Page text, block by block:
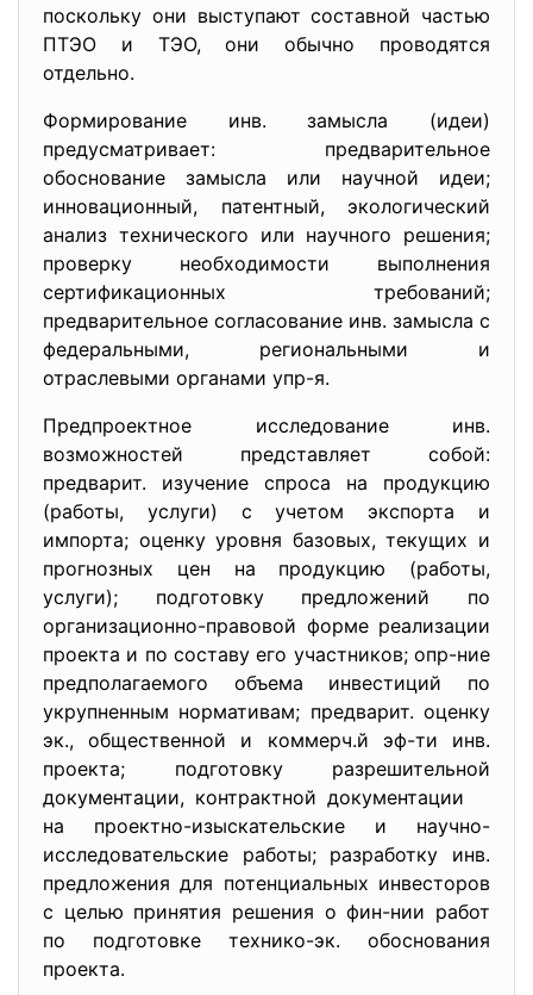
поскольку они выступают составной частью
ПТЭО и ТЭО, они обычно проводятся
отдельно.
Формирование инв. замысла (идеи)
предусматривает: предварительное
обоснование замысла или научной идеи;
инновационный, патентный, экологический
анализ технического или научного решения;
проверку необходимости выполнения
сертификационных требований;
предварительное согласование инв. замысла с
федеральными, региональными и
отраслевыми органами упр-я.
Предпроектное исследование инв.
возможностей представляет собой:
предварит. изучение спроса на продукцию
(работы, услуги) с учетом экспорта и
импорта; оценку уровня базовых, текущих и
прогнозных цен на продукцию (работы,
услуги); подготовку предложений по
организационно-правовой форме реализации
проекта и по составу его участников; опр-ние
предполагаемого объема инвестиций по
укрупненным нормативам; предварит. оценку
эк., общественной и коммерч.й эф-ти инв.
проекта; подготовку разрешительной
документации, контрактной документации
на проектно-изыскательские и научно-
исследовательские работы; разработку инв.
предложения для потенциальных инвесторов
с целью принятия решения о фин-нии работ
по подготовке технико-эк. обоснования
проекта.